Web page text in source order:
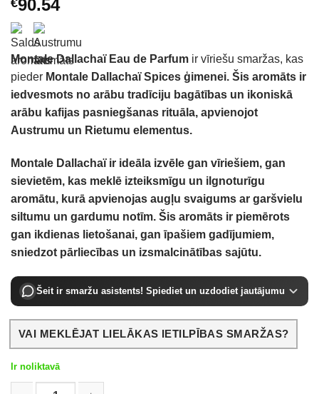
€90.54
Montale Dallachaï Eau de Parfum ir vīriešu smaržas, kas
pieder Montale Dallachaï Spices ģimenei. Šis aromāts ir
iedvesmots no arābu tradīciju bagātības un ikoniskā
arābu kafijas pasniegšanas rituāla, apvienojot
Austrumu un Rietumu elementus.
Montale Dallachaïir ideāla izvēle gan vīriešiem, gan
sievietēm, kas meklē izteiksmīgu un ilgnoturīgu
aromātu, kurā apvienojas augļu svaigums ar garšvielu
siltumu un gardumu notīm. Šis aromāts ir piemērots
gan ikdienas lietošanai, gan īpašiem gadījumiem,
sniedzot pārliecības un izsmalcinātības sajūtu.
Šeit ir smaržu asistents! Spiediet un uzdodiet jautājumu
VAI MEKLĒJAT LIELĀKAS IETILPĪBAS SMARŽAS?
Ir noliktavā